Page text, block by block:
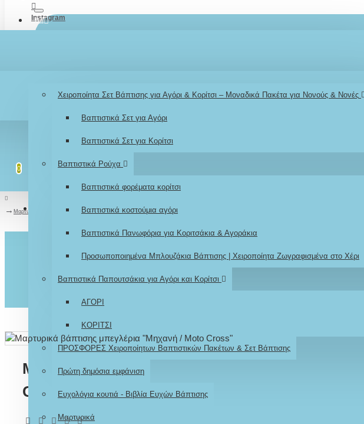
Instagram
All
Λίστα επιθυμιώνΕπεξεργασία Λίστας
Σύγκριση Προϊόντων
Χειροποίητα Σετ Βάπτισης για Αγόρι & Κορίτσι – Μοναδικά Πακέτα για Νονούς & Νονές
Βαπτιστικά Σετ για Αγόρι
Βαπτιστικά Σετ για Κορίτσι
Βαπτιστικά Ρούχα
Βαπτιστικά φορέματα κορίτσι
Βαπτιστικά κοστούμια αγόρι
Βαπτιστικά Πανωφόρια για Κοριτσάκια & Αγοράκια
Προσωποποιημένα Μπλουζάκια Βάπτισης | Χειροποίητα Ζωγραφισμένα στο Χέρι
Βαπτιστικά Παπουτσάκια για Αγόρι και Κορίτσι
ΑΓΟΡΙ
ΚΟΡΙΤΣΙ
ΠΡΟΣΦΟΡΕΣ Χειροποίητων Βαπτιστικών Πακέτων & Σετ Βάπτισης
Πρώτη δημόσια εμφάνιση
Ευχολόγια κουτιά - Βιβλία Ευχών Βάπτισης
Μαρτυρικά
REGISTER
0
Μαρτυρικά βάπτισης μπεγλέρια "Μηχανή / Moto Cross"
Μαρτυρικά βάπτισης μπεγλέρια "Μηχανή / Moto
Cross"
Σύμφωνα με 0 αξιολογήσεις.